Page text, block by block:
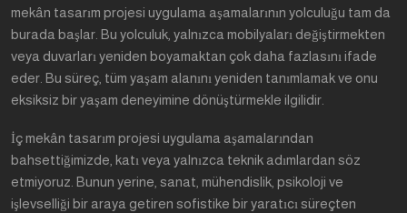
mekân tasarım projesi uygulama aşamalarının yolculuğu tam da
burada başlar. Bu yolculuk, yalnızca mobilyaları değiştirmekten
veya duvarları yeniden boyamaktan çok daha fazlasını ifade
eder. Bu süreç, tüm yaşam alanını yeniden tanımlamak ve onu
eksiksiz bir yaşam deneyimine dönüştürmekle ilgilidir.
İç mekân tasarım projesi uygulama aşamalarından
bahsettiğimizde, katı veya yalnızca teknik adımlardan söz
etmiyoruz. Bunun yerine, sanat, mühendislik, psikoloji ve
işlevselliği bir araya getiren sofistike bir yaratıcı süreçten